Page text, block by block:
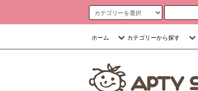
ホーム カテゴリーから探す